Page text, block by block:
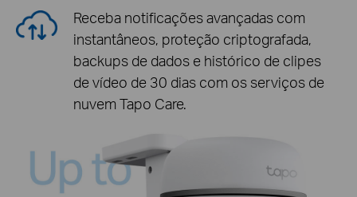
Receba notificações avançadas com
instantâneos, proteção criptografada,
backups de dados e histórico de clipes
de vídeo de 30 dias com os serviços de
nuvem Tapo Care.